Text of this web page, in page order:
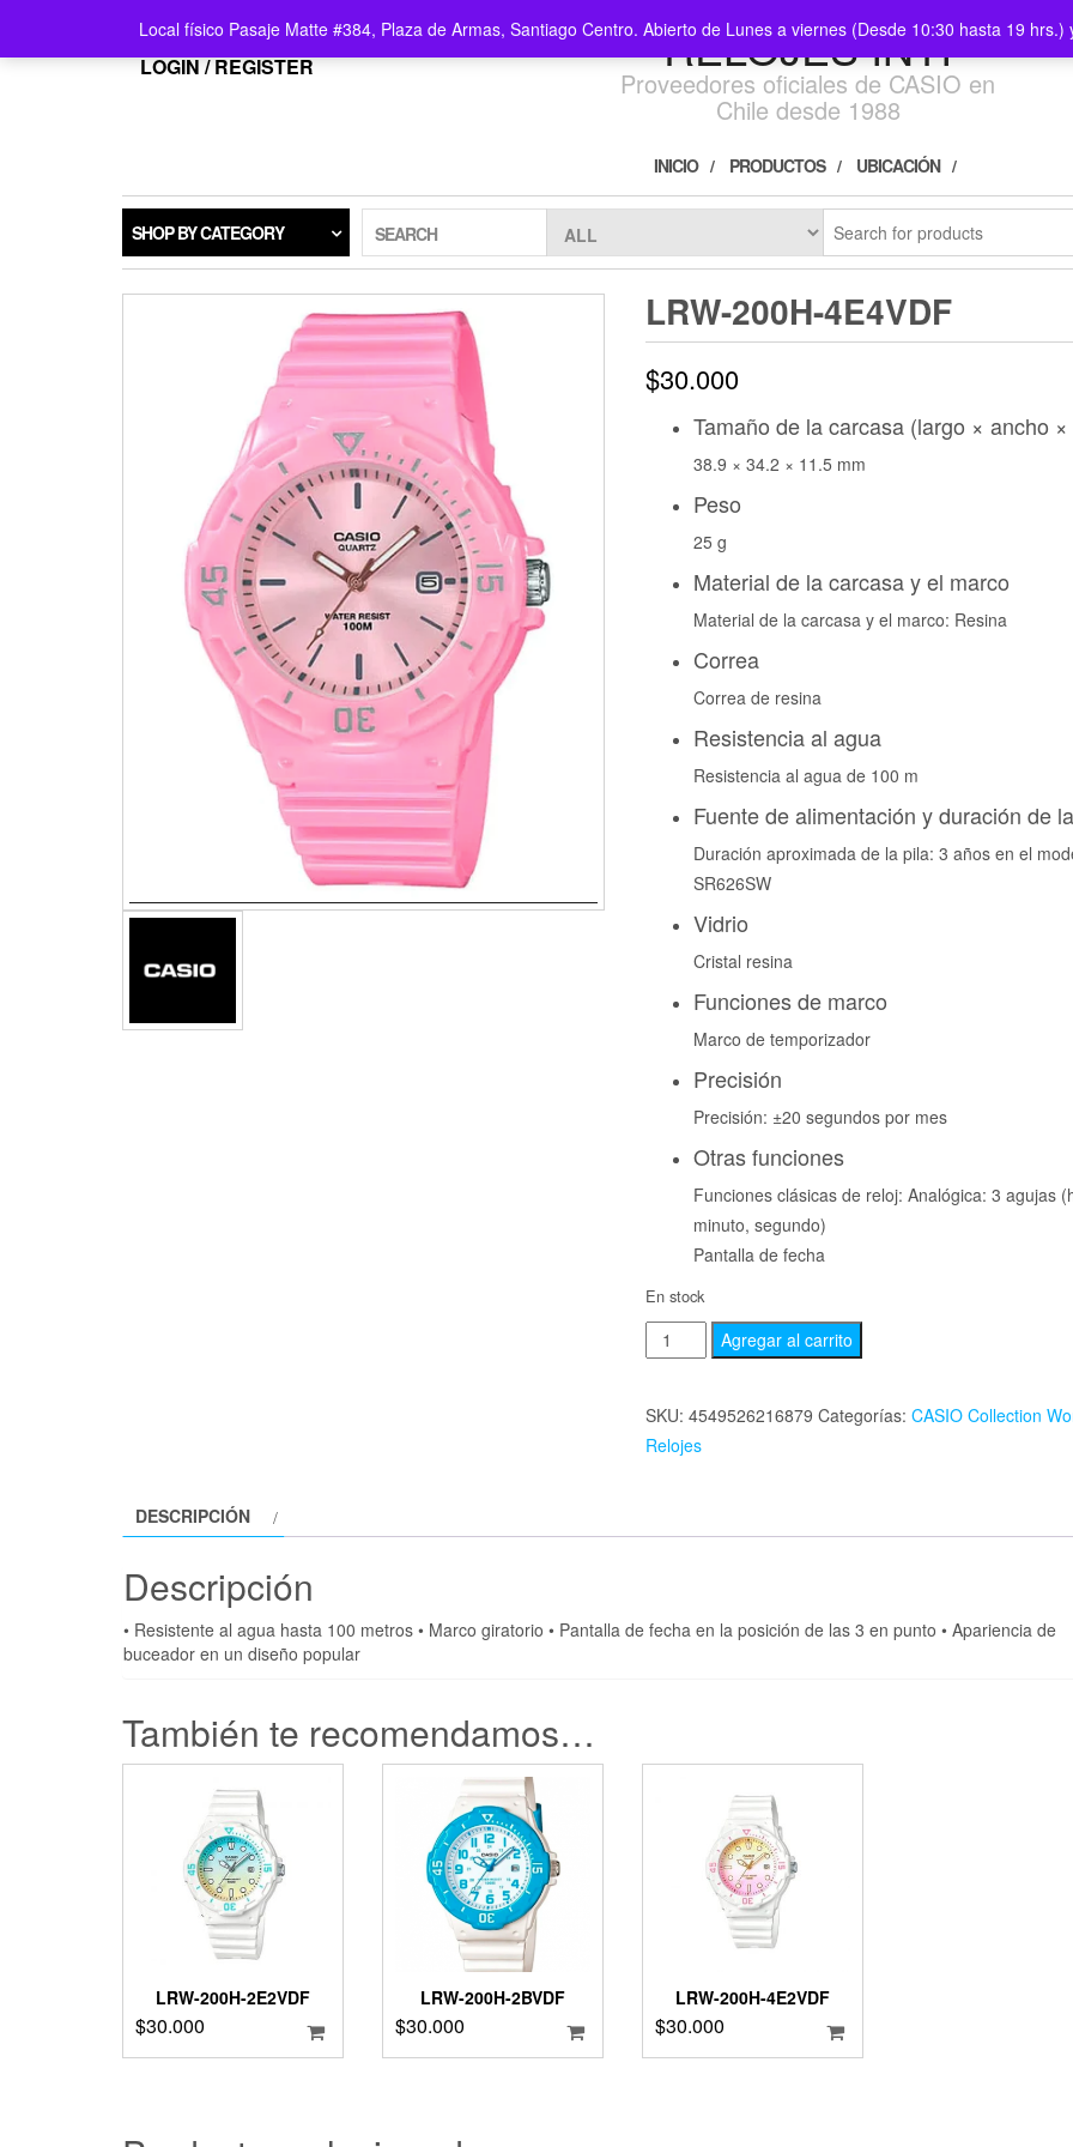
Local físico Pasaje Matte #384, Plaza de Armas, Santiago Centro. Abierto de Lunes a viernes (Desde 10:30 hasta 19
RELOJES INTI
Proveedores oficiales de CASIO en
Chile desde 1988
LOGIN / REGISTER
INICIO PRODUCTOS UBICACIÓN
SHOP BY CATEGORY SEARCH
LRW-200H-4E4VDF
$30.000
Tamaño de la carcasa (largo × ancho
38.9 × 34.2 × 11.5 mm
Peso
25 g
Material de la carcasa y el marco
Material de la carcasa y el marco: Resina
Correa
Correa de resina
Resistencia al agua
Resistencia al agua de 100 m
Fuente de alimentación y duración de
Duración aproximada de la pila: 3 años en el
SR626SW
Vidrio
Cristal resina
Funciones de marco
Marco de temporizador
Precisión
Precisión: ±20 segundos por mes
Otras funciones
Funciones clásicas de reloj: Analógica: 3 agujas
minuto, segundo)
Pantalla de fecha
En stock
Agregar al carrito
SKU: 4549526216879 Categorías: CASIO Collection
Relojes
DESCRIPCIÓN
Descripción
• Resistente al agua hasta 100 metros • Marco giratorio • Pantalla de fecha en la posición de las 3 en punto • Apariencia de
buceador en un diseño popular
También te recomendamos…
LRW-200H-2E2VDF
$30.000
LRW-200H-2BVDF
$30.000
LRW-200H-4E2VDF
$30.000